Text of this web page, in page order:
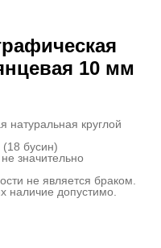
10 мм
натуральная круглой
бусин)
значительно
не является браком.
наличие допустимо.